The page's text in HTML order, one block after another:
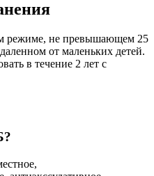
режиме, не превышающем 25
от маленьких детей.
в течение 2 лет с